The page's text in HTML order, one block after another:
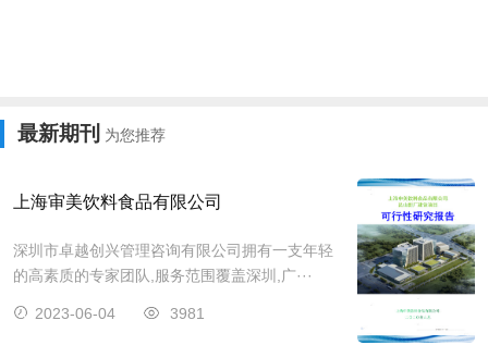
最新期刊 为您推荐
上海审美饮料食品有限公司
深圳市卓越创兴管理咨询有限公司拥有一支年轻
的高素质的专家团队,服务范围覆盖深圳,广···
2023-06-04 3981